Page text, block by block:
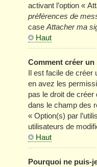
activant l’option «
préférences de
case Attacher ma
Haut
Comment créer un
Il est facile de créer
en avez les
pas le droit de
dans le champ des
« Option(s) par
utilisateurs de
Haut
Pourquoi ne puis-